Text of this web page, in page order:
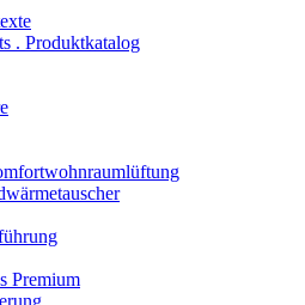
. Produktkatalog
Premium